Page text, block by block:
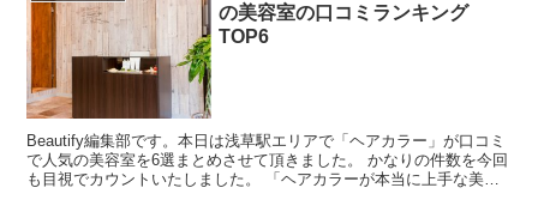
の美容室の口コミランキング
TOP6
Beautify編集部です。本日は浅草駅エリアで「ヘアカラー」が口コミ
で人気の美容室を6選まとめさせて頂きました。 かなりの件数を今回
も目視でカウントいたしました。 「ヘアカラーが本当に上手な美容